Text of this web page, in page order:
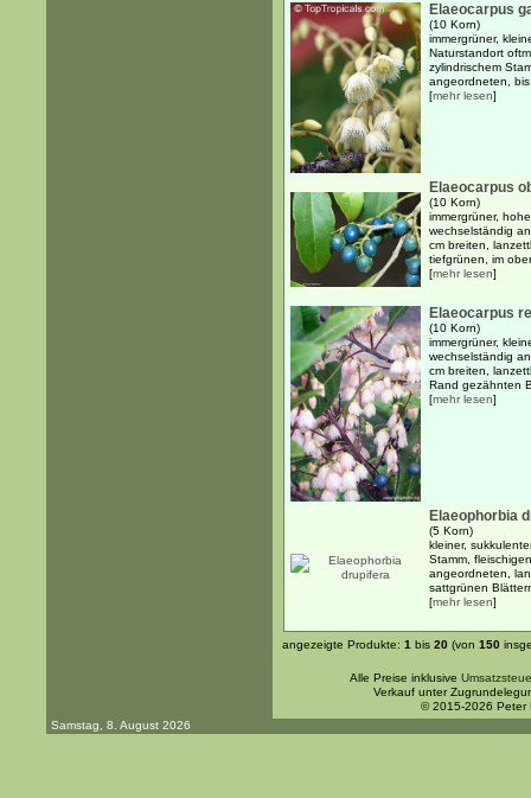
Elaeocarpus
(10 Korn)
immergrüner,
Naturstandort
zylindrischem
angeordneten,
[mehr lesen]
Elaeocarpus
(10 Korn)
immergrüner,
wechselständig
cm breiten,
tiefgrünen, im
[mehr lesen]
Elaeocarpus
(10 Korn)
immergrüner,
wechselständig
cm breiten,
Rand gezähnten
[mehr lesen]
Elaeophorbia
(5 Korn)
kleiner,
Stamm,
angeordneten,
sattgrünen
[mehr lesen]
angezeigte Produkte: 1 bis 20 (von 150
Alle Preise inklusive
Verkauf unter
© 2015-2026 Peter
Samstag, 8. August 2026